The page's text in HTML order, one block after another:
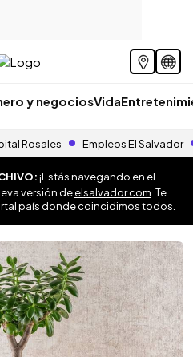
y negociosVida
Rosales Empleos El Salvador
¡Estás navegando en el
versión deelsalvador.com . Te
país donde coincidimos todos.